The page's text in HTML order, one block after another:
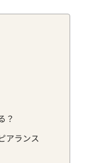
？
アランス